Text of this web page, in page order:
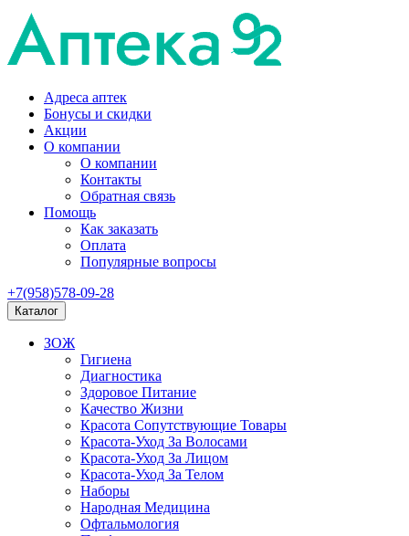
Адреса аптек
Бонусы и скидки
Акции
О компании
О компании
Контакты
Обратная связь
Помощь
Как заказать
Оплата
Популярные вопросы
+7(958)578-09-28
Каталог
ЗОЖ
Гигиена
Диагностика
Здоровое Питание
Качество Жизни
Красота Сопутствующие Товары
Красота-Уход За Волосами
Красота-Уход За Лицом
Красота-Уход За Телом
Наборы
Народная Медицина
Офтальмология